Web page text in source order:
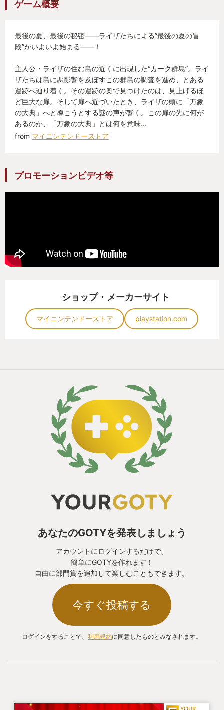
ゲーム概要
最後の夏、最後の秘密――ライザたちによる”最後の夏の冒
険”がいよいよ始まる――！
主人公・ライザの住む島の近くに出現した“カーク群島”。ライ
ザたちは島に悪影響を及ぼすこの群島の調査を進め、とある
遺跡へ辿り着く。その遺跡の奥で見つけたのは、見上げるほ
ど巨大な扉。そして扉へ近づいたとき、ライザの頭に「万象
の大典」へと導こうとする謎の声が響く。この扉の先に何が
あるのか、「万象の大典」とは何を意味…
from マイニンテンドーストア
プロモーションビデオ等
ショップ・メーカーサイト
マイニンテンドーストア playstation.com
あなたのGOTYを発表しましょう
アカウントにログインするだけで、
簡単にGOTYを作れます！
自由に部門賞を追加して楽しむこともできます。
今すぐ投稿する
ログインをすることで、 利用規約に同意したものとみなされます。